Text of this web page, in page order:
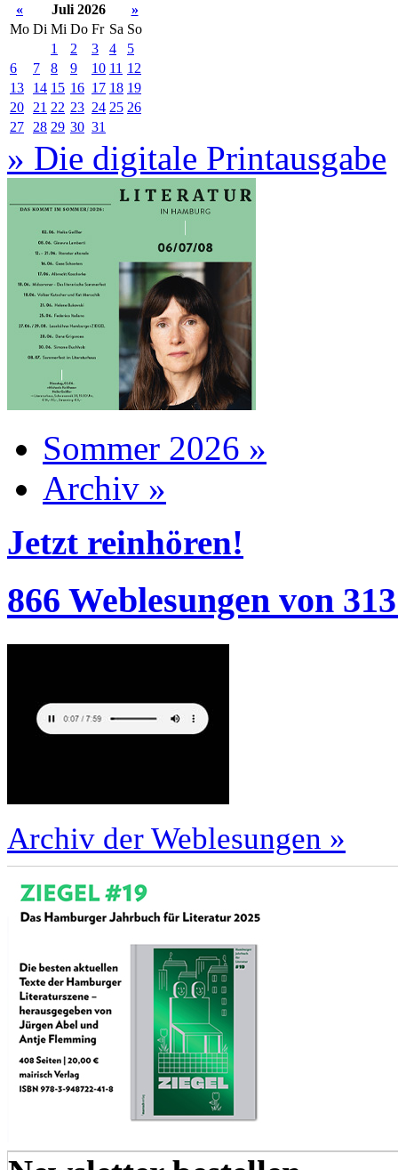
« Juli 2026
»
Mo Di Mi Do Fr Sa So
1
2 3 4
5
6
7 8 9 10 11 12
13
14 15 16 17 18 19
20
21 22 23 24 25 26
27
28 29 30 31
» Die digitale Printausgabe
Sommer 2026 »
Archiv »
Jetzt reinhören!
866 Weblesungen von
Archiv der Weblesungen »